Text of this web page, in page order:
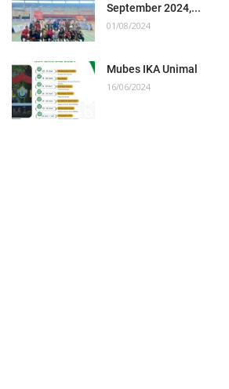
September 2024,...
01/08/2024
Mubes IKA Unimal
16/06/2024